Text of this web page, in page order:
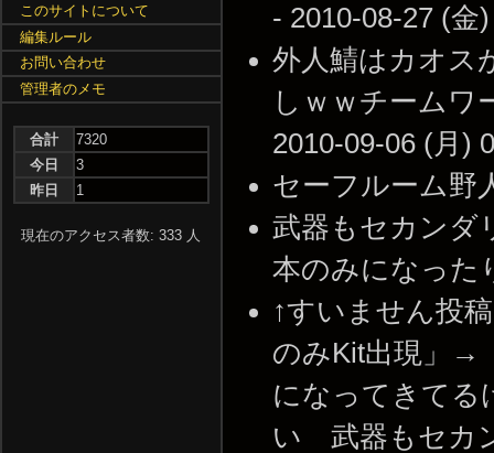
- 2010-08-27 (金
外人鯖はカオス
しｗｗチームワ
2010-09-06 (月)
セーフルーム野
武器もセカンダ
本のみになった
↑すいません投
のみKit出現」→
になってきてる
い 武器もセカ
このサイトについて
編集ルール
お問い合わせ
管理者のメモ
合計
7320
今日
3
昨日
1
現在のアクセス者数: 333 人